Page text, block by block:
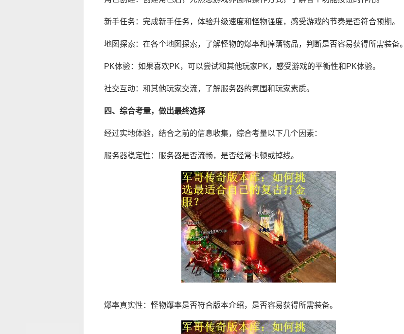
新手任务：完成新手任务，体验升级速度和怪物强度，感受游戏的节奏是否符合预期。
地图探索：在各个地图探索，了解怪物的爆率和掉落物品，判断是否容易获得所需装备。
PK体验：如果喜欢PK，可以尝试和其他玩家PK，感受游戏的平衡性和PK体验。
社交互动：和其他玩家交流，了解服务器的氛围和玩家素质。
四、综合考量，做出最终选择
经过实地体验，结合之前的信息收集，综合考量以下几个因素：
服务器稳定性：服务器是否流畅，是否经常卡顿或掉线。
爆率真实性：怪物爆率是否符合版本介绍，是否容易获得所需装备。